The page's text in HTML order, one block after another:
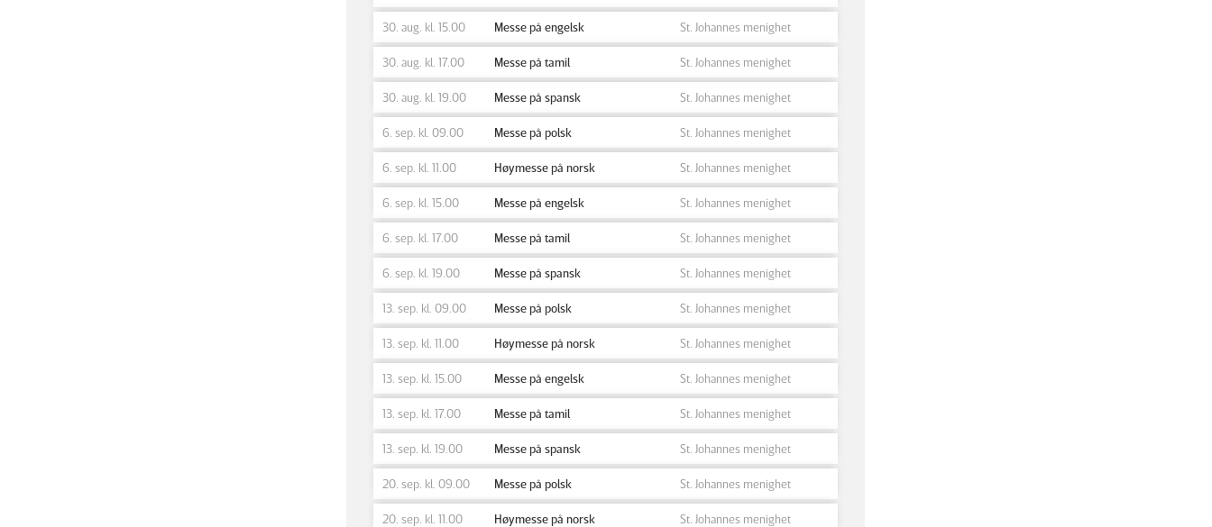
30. aug. kl. 15.00 Messe på engelsk St. Johannes menighet
30. aug. kl. 17.00 Messe på tamil St. Johannes menighet
30. aug. kl. 19.00 Messe på spansk St. Johannes menighet
6. sep. kl. 09.00 Messe på polsk St. Johannes menighet
6. sep. kl. 11.00 Høymesse på norsk St. Johannes menighet
6. sep. kl. 15.00 Messe på engelsk St. Johannes menighet
6. sep. kl. 17.00 Messe på tamil St. Johannes menighet
6. sep. kl. 19.00 Messe på spansk St. Johannes menighet
13. sep. kl. 09.00 Messe på polsk St. Johannes menighet
13. sep. kl. 11.00 Høymesse på norsk St. Johannes menighet
13. sep. kl. 15.00 Messe på engelsk St. Johannes menighet
13. sep. kl. 17.00 Messe på tamil St. Johannes menighet
13. sep. kl. 19.00 Messe på spansk St. Johannes menighet
20. sep. kl. 09.00 Messe på polsk St. Johannes menighet
20. sep. kl. 11.00 Høymesse på norsk St. Johannes menighet